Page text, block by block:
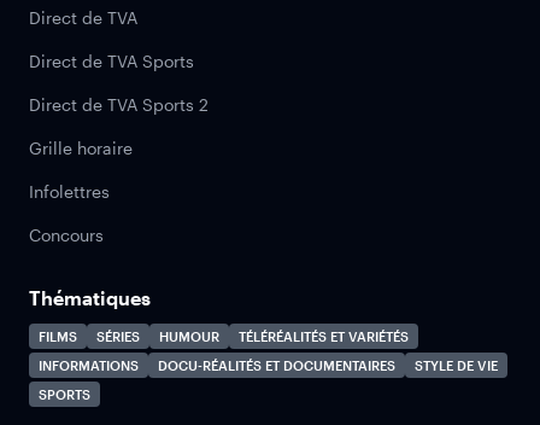
Direct de TVA
Direct de TVA Sports
Direct de TVA Sports 2
Grille horaire
Infolettres
Concours
Thématiques
FILMS SÉRIES HUMOUR
TÉLÉRÉALITÉS ET VARIÉTÉS
INFORMATIONS
DOCU-RÉALITÉS ET DOCUMENTAIRES
STYLE DE VIE
SPORTS